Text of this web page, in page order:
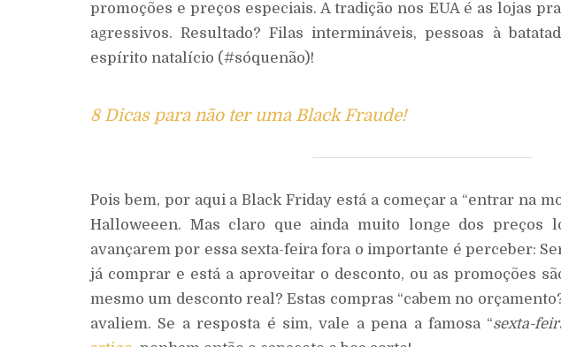
promoções e preços especiais. A tradição nos EUA é as lojas
agressivos. Resultado? Filas intermináveis, pessoas à
espírito natalício (#sóquenão)!
8 Dicas para não ter uma Black Fraude!
Pois bem, por aqui a Black Friday está a começar a “entrar na
Halloweeen. Mas claro que ainda muito longe dos preços
avançarem por essa sexta-feira fora o importante é perceber:
já comprar e está a aproveitar o desconto, ou as promoções
mesmo um desconto real? Estas compras “cabem no
avaliem. Se a resposta é sim, vale a pena a famosa “sexta-